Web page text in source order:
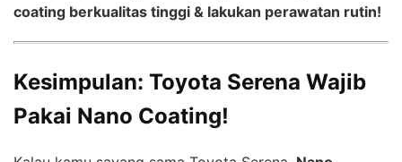
coating berkualitas tinggi & lakukan perawatan rutin!
Kesimpulan: Toyota Serena Wajib
Pakai Nano Coating!